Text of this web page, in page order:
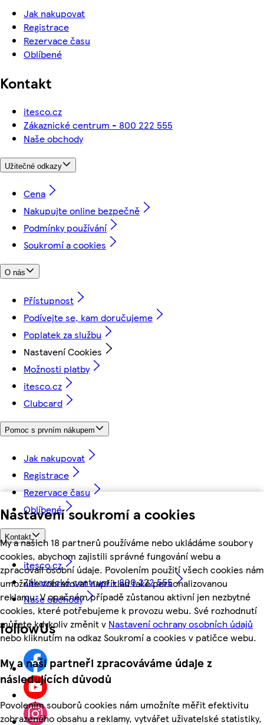
Nastavení soukromí a cookies
My a našich 18 partnerů používáme nebo ukládáme soubory
cookies, abychom zajistili správné fungování webu a
zpracovali osobní údaje. Povolením použití všech cookies nám
umožníte zobrazovat například také personalizovanou
reklamu. V opačném případě zůstanou aktivní jen nezbytné
cookies, které potřebujeme k provozu webu. Své rozhodnutí
můžete kdykoliv změnit v Nastavení ochrany osobních údajů
nebo kliknutím na odkaz Soukromí a cookies v patičce webu.
My a naši partneři zpracováváme údaje z
následujících důvodů
Povolením souborů cookies nám umožníte měřit efektivitu
zobrazeného obsahu a reklamy, vytvářet uživatelské statistiky,
Jak nakupovat
Registrace
Rezervace času
Oblíbené
Kontakt
itesco.cz
Zákaznické centrum - 800 222 555
Naše obchody
Užitečné odkazy
Cena
Nakupujte online bezpečně
Podmínky používání
Soukromí a cookies
O nás
Přístupnost
Podívejte se, kam doručujeme
Poplatek za službu
Nastavení Cookies
Možnosti platby
itesco.cz
Clubcard
Pomoc s prvním nákupem
Jak nakupovat
Registrace
Rezervace času
Oblíbené
Kontakt
itesco.cz
Zákaznické centrum - 800 222 555
Naše obchody
followUs